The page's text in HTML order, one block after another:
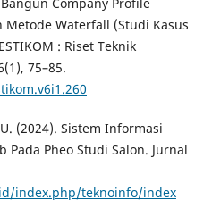
Waterfall (Studi Kasus
: Riset Teknik
75–85.
(2024). Sistem Informasi
Pada Pheo Studi Salon. Jurnal
index.php/teknoinfo/index